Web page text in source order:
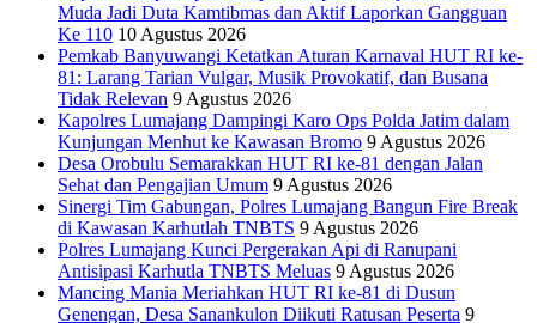
Muda Jadi Duta Kamtibmas dan Aktif Laporkan Gangguan
Ke 110 10 Agustus 2026
Pemkab Banyuwangi Ketatkan Aturan Karnaval HUT RI ke-
81: Larang Tarian Vulgar, Musik Provokatif, dan Busana
Tidak Relevan 9 Agustus 2026
Kapolres Lumajang Dampingi Karo Ops Polda Jatim dalam
Kunjungan Menhut ke Kawasan Bromo 9 Agustus 2026
‎Desa Orobulu Semarakkan HUT RI ke-81 dengan Jalan
Sehat dan Pengajian Umum 9 Agustus 2026
Sinergi Tim Gabungan, Polres Lumajang Bangun Fire Break
di Kawasan Karhutlah TNBTS 9 Agustus 2026
Polres Lumajang Kunci Pergerakan Api di Ranupani
Antisipasi Karhutla TNBTS Meluas 9 Agustus 2026
Mancing Mania Meriahkan HUT RI ke-81 di Dusun
Genengan, Desa Sanankulon Diikuti Ratusan Peserta 9